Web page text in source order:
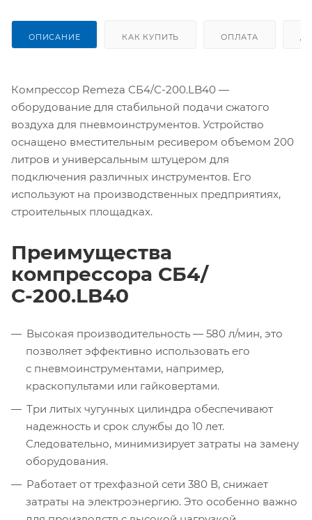
ОПИСАНИЕ КАК КУПИТЬ ОПЛАТА
Компрессор Remeza СБ4/С-200.LB40 —
оборудование для стабильной подачи сжатого
воздуха для пневмоинструментов. Устройство
оснащено вместительным ресивером объемом 200
литров и универсальным штуцером для
подключения различных инструментов. Его
используют на производственных предприятиях,
строительных площадках.
Преимущества
компрессора СБ4/
С-200.LB40
Высокая производительность — 580 л/мин, это
позволяет эффективно использовать его
с пневмоинструментами, например,
краскопультами или гайковертами.
Три литых чугунных цилиндра обеспечивают
надежность и срок службы до 10 лет.
Следовательно, минимизирует затраты на замену
оборудования.
Работает от трехфазной сети 380 В, снижает
затраты на электроэнергию. Это особенно важно